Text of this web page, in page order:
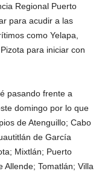
Regional Puerto
para acudir a las
como Yelapa,
para iniciar con
pasando frente a
domingo por lo que
de Atenguillo; Cabo
de García
Mixtlán; Puerto
Allende; Tomatlán; Villa